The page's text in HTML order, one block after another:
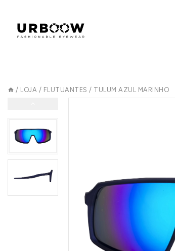
/ LOJA / FLUTUANTES / TULUM AZUL MARINHO